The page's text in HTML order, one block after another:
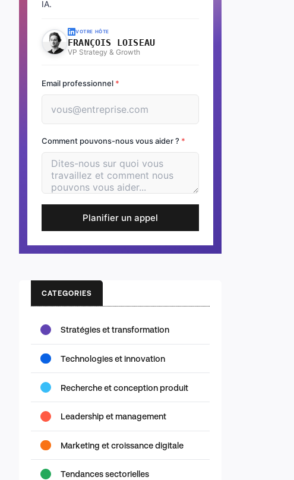
IA.
VOTRE HÔTE
FRANÇOIS LOISEAU
VP Strategy & Growth
Email professionnel *
Comment pouvons-nous vous aider ? *
Planifier un appel
CATEGORIES
Stratégies et transformation
Technologies et innovation
Recherche et conception produit
Leadership et management
Marketing et croissance digitale
Tendances sectorielles